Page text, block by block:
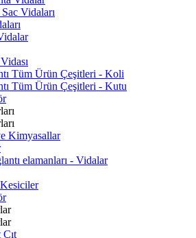
Vidaları
Tüm Ürün Çeşitleri - Koli
Tüm Ürün Çeşitleri - Kutu
Kimyasallar
elamanları - Vidalar